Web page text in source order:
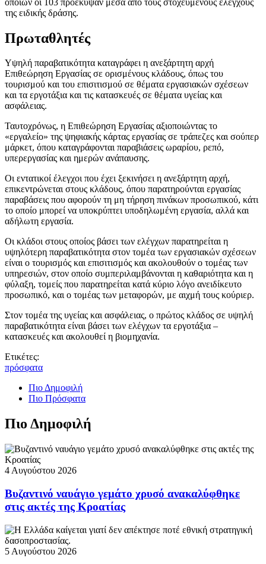
της ειδικής δράσης.
Πρωταθλητές
Υψηλή παραβατικότητα καταγράφει η ανεξάρτητη αρχή
Επιθεώρηση Εργασίας σε ορισμένους κλάδους, όπως του
τουρισμού και του επισιτισμού σε θέματα εργασιακών σχέσεων
και τα εργοτάξια και τις κατασκευές σε θέματα υγείας και
ασφάλειας.
Ταυτοχρόνως, η Επιθεώρηση Εργασίας αξιοποιώντας το
«εργαλείο» της ψηφιακής κάρτας εργασίας σε τράπεζες και σούπερ
μάρκετ, όπου καταγράφονται παραβιάσεις ωραρίου, ρεπό,
υπερεργασίας και ημερών ανάπαυσης.
Οι εντατικοί έλεγχοι που έχει ξεκινήσει η ανεξάρτητη αρχή,
επικεντρώνεται στους κλάδους, όπου παρατηρούνται εργασίας
παραβάσεις που αφορούν τη μη τήρηση πινάκων προσωπικού, κάτι
το οποίο μπορεί να υποκρύπτει υποδηλωμένη εργασία, αλλά και
αδήλωτη εργασία.
Οι κλάδοι στους οποίος βάσει των ελέγχων παρατηρείται η
υψηλότερη παραβατικότητα στον τομέα των εργασιακών σχέσεων
είναι ο τουρισμός και επισιτισμός και ακολουθούν ο τομέας των
υπηρεσιών, στον οποίο συμπεριλαμβάνονται η καθαριότητα και η
φύλαξη, τομείς που παρατηρείται κατά κύριο λόγο ανειδίκευτο
προσωπικό, και ο τομέας των μεταφορών, με αιχμή τους κούριερ.
Στον τομέα της υγείας και ασφάλειας, ο πρώτος κλάδος σε υψηλή
παραβατικότητα είναι βάσει των ελέγχων τα εργοτάξια –
κατασκευές και ακολουθεί η βιομηχανία.
Ετικέτες:
πρόσφατα
Πιο Δημοφιλή
Πιο Πρόσφατα
Πιο Δημοφιλή
4 Αυγούστου 2026
Βυζαντινό ναυάγιο γεμάτο χρυσό ανακαλύφθηκε
στις ακτές της Κροατίας
5 Αυγούστου 2026